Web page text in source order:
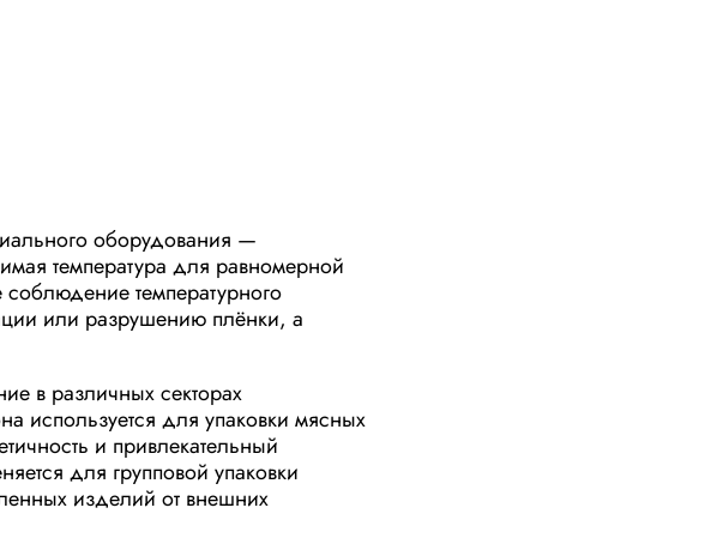
оборудования —
температура для равномерной
температурного
или разрушению плёнки, а
в различных секторах
используется для упаковки мясных
и привлекательный
для групповой упаковки
изделий от внешних